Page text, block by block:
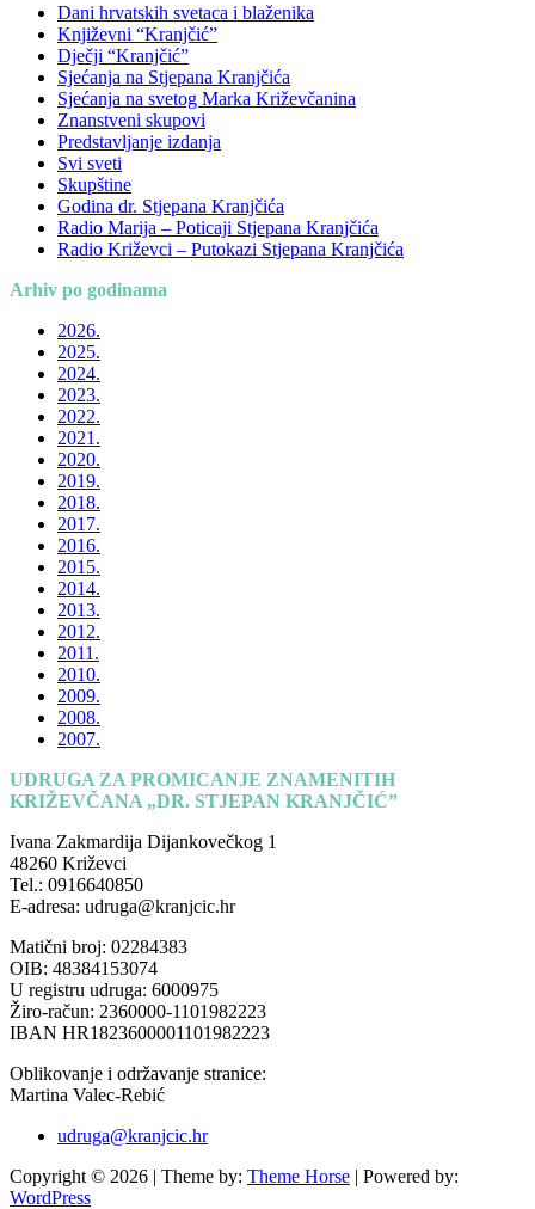
Dani hrvatskih svetaca i blaženika
Književni “Kranjčić”
Dječji “Kranjčić”
Sjećanja na Stjepana Kranjčića
Sjećanja na svetog Marka Križevčanina
Znanstveni skupovi
Predstavljanje izdanja
Svi sveti
Skupštine
Godina dr. Stjepana Kranjčića
Radio Marija – Poticaji Stjepana Kranjčića
Radio Križevci – Putokazi Stjepana Kranjčića
Arhiv po godinama
2026.
2025.
2024.
2023.
2022.
2021.
2020.
2019.
2018.
2017.
2016.
2015.
2014.
2013.
2012.
2011.
2010.
2009.
2008.
2007.
UDRUGA ZA PROMICANJE ZNAMENITIH
KRIŽEVČANA „DR. STJEPAN KRANJČIĆ”
Ivana Zakmardija Dijankovečkog 1
48260 Križevci
Tel.: 0916640850
E-adresa: udruga@kranjcic.hr
Matični broj: 02284383
OIB: 48384153074
U registru udruga: 6000975
Žiro-račun: 2360000-1101982223
IBAN HR1823600001101982223
Oblikovanje i održavanje stranice:
Martina Valec-Rebić
udruga@kranjcic.hr
Copyright © 2026 | Theme by: Theme Horse | Powered by:
WordPress